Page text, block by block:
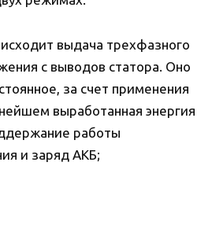
выдача трехфазного
с выводов статора. Оно
за счет применения
выработанная энергия
работы
и заряд АКБ;